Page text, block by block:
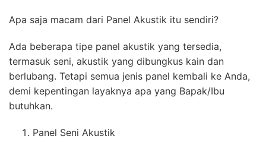
Apa saja macam dari Panel Akustik itu sendiri?
Ada beberapa tipe panel akustik yang tersedia,
termasuk seni, akustik yang dibungkus kain dan
berlubang. Tetapi semua jenis panel kembali ke Anda,
demi kepentingan layaknya apa yang Bapak/Ibu
butuhkan.
Panel Seni Akustik